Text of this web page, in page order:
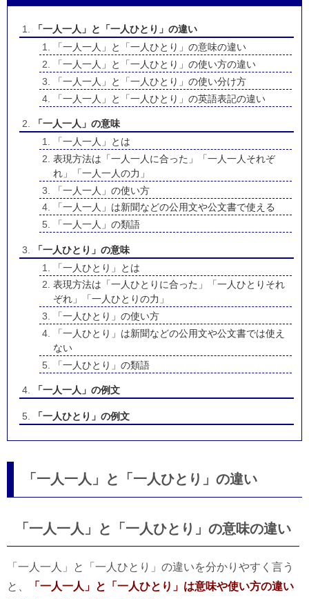
「一人一人」と「一人ひとり」の違い
「一人一人」と「一人ひとり」の意味の違い
「一人一人」と「一人ひとり」の使い方の違い
「一人一人」と「一人ひとり」の使い分け方
「一人一人」と「一人ひとり」の英語表記の違い
「一人一人」の意味
「一人一人」とは
表現方法は「一人一人に合った」「一人一人それぞ
れ」「一人一人の力」
「一人一人」の使い方
「一人一人」は新聞などの公用文や公文書で使える
「一人一人」の類語
「一人ひとり」の意味
「一人ひとり」とは
表現方法は「一人ひとりに合った」「一人ひとりそれ
ぞれ」「一人ひとりの力」
「一人ひとり」の使い方
「一人ひとり」は新聞などの公用文や公文書では使え
ない
「一人ひとり」の類語
「一人一人」の例文
「一人ひとり」の例文
「一人一人」と「一人ひとり」の違い
「一人一人」と「一人ひとり」の意味の違い
「一人一人」と「一人ひとり」の違いを分かりやすく言う
と、
「一人一人」と「一人ひとり」は意味や使い方の違い